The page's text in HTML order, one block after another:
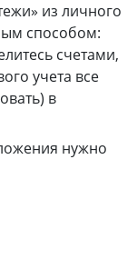
из личного
способом:
счетами,
учета все
в
нужно